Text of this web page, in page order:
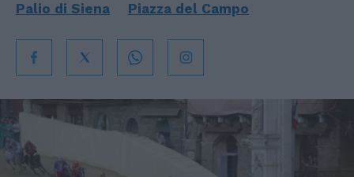
Palio di Siena Piazza del Campo